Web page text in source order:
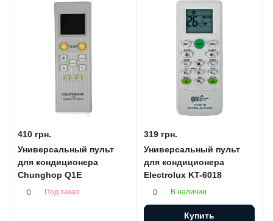
410 грн.
Универсальный пульт
для кондиционера
Chunghop Q1E
0 Под заказ
319 грн.
Универсальный пульт
для кондиционера
Electrolux KT-6018
0 В наличии
Купить